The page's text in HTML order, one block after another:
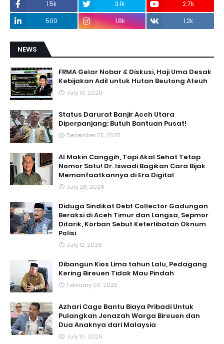
1.5k 3.1k
2.7k
500
1.8k 1.2k
NEWS
FRMA Gelar Nobar & Diskusi, Haji Uma Desak
Kebijakan Adil untuk Hutan Beutong Ateuh
July 19, 2026
Status Darurat Banjir Aceh Utara
Diperpanjang: Butuh Bantuan Pusat!
December 25, 2025
AI Makin Canggih, Tapi Akal Sehat Tetap
Nomor Satu! Dr. Iswadi Bagikan Cara Bijak
Memanfaatkannya di Era Digital
July 26, 2026
Diduga Sindikat Debt Collector Gadungan
Beraksi di Aceh Timur dan Langsa, Sepmor
Ditarik, Korban Sebut Keterlibatan Oknum
Polisi
July 12, 2026
Dibangun Kios Lima tahun Lalu, Pedagang
Kering Bireuen Tidak Mau Pindah
February 03, 2025
Azhari Cage Bantu Biaya Pribadi Untuk
Pulangkan Jenazah Warga Bireuen dan
Dua Anaknya dari Malaysia
July 10, 2026